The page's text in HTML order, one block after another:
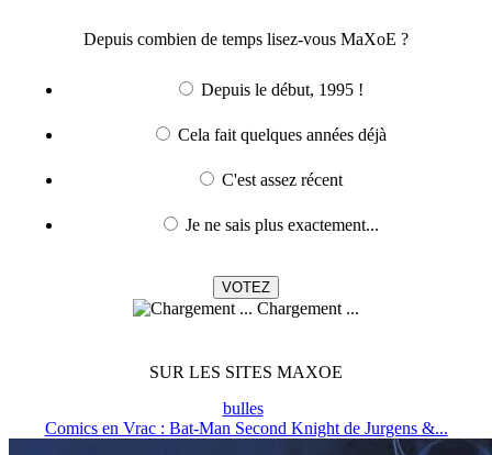
Depuis combien de temps lisez-vous MaXoE ?
Depuis le début, 1995 !
Cela fait quelques années déjà
C'est assez récent
Je ne sais plus exactement...
Chargement ...
SUR LES SITES MAXOE
bulles
Comics en Vrac : Bat-Man Second Knight de Jurgens &...